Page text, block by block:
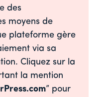
des
moyens de
plateforme gère
via sa
Cliquez sur la
la mention
” pour